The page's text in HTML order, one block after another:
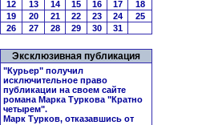
12
13 14 15 16 17
18
19
20 21 22 23 24
25
26
27 28 29 30 31
Эксклюзивная публикация
"Курьер" получил
исключительное право
публикации на своем сайте
романа Марка Туркова "Кратно
четырем".
Марк Турков, отказавшись от